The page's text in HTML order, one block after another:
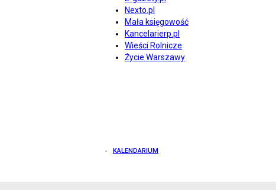
Nexto.pl
Mała księgowość
Kancelarierp.pl
Wieści Rolnicze
Życie Warszawy
KALENDARIUM